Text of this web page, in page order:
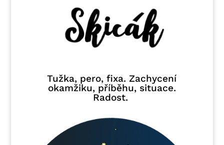
Tužka, pero, fixa. Zachycení
okamžiku, příběhu, situace.
Radost.